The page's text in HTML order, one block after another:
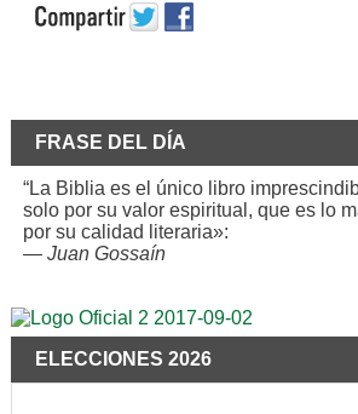
FRASE DEL DÍA
“La Biblia es el único libro
solo por su valor espiritual, que es lo
por su calidad literaria»:
— Juan Gossaín
ELECCIONES 2026